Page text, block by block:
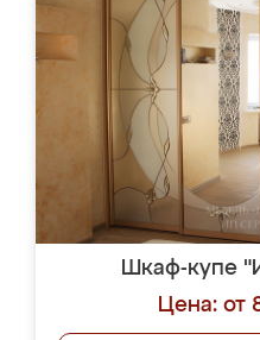
Шкаф-купе
Цена: от